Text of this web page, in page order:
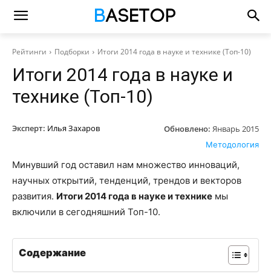
Рейтинги Подборки Итоги 2014 года в науке и технике (Топ-10)
Итоги 2014 года в науке и
технике (Топ-10)
Эксперт: Илья Захаров Обновлено: Январь 2015
Методология
Минувший год оставил нам множество инноваций,
научных открытий, тенденций, трендов и векторов
развития. Итоги 2014 года в науке и технике мы
включили в сегодняшний Топ-10.
Содержание